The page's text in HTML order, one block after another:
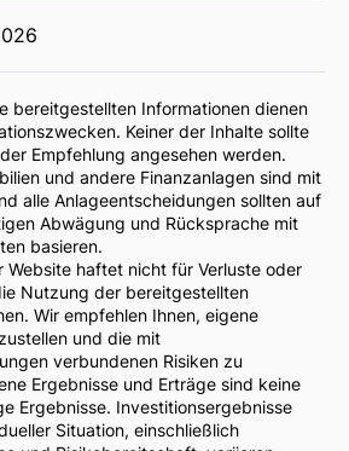
bereitgestellten Informationen dienen
Keiner der Inhalte sollte
Empfehlung angesehen werden.
und andere Finanzanlagen sind mit
alle Anlageentscheidungen sollten auf
Abwägung und Rücksprache mit
basieren.
Website haftet nicht für Verluste oder
Nutzung der bereitgestellten
Wir empfehlen Ihnen, eigene
und die mit
verbundenen Risiken zu
Ergebnisse und Erträge sind keine
Ergebnisse. Investitionsergebnisse
Situation, einschließlich